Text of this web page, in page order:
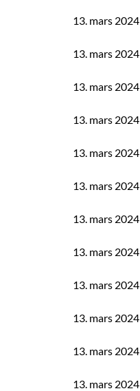
13. mars 2024
13. mars 2024
13. mars 2024
13. mars 2024
13. mars 2024
13. mars 2024
13. mars 2024
13. mars 2024
13. mars 2024
13. mars 2024
13. mars 2024
13. mars 2024